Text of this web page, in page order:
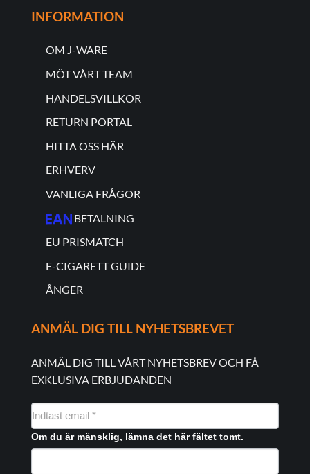
INFORMATION
OM J-WARE
MÖT VÅRT TEAM
HANDELSVILLKOR
RETURN PORTAL
HITTA OSS HÄR
ERHVERV
VANLIGA FRÅGOR
BETALNING
EU PRISMATCH
E-CIGARETT GUIDE
ÅNGER
ANMÄL DIG TILL NYHETSBREVET
ANMÄL DIG TILL VÅRT NYHETSBREV OCH FÅ
EXKLUSIVA ERBJUDANDEN
NYHEDSMAIL
FORMULAR
Om du är mänsklig, lämna det här fältet tomt.